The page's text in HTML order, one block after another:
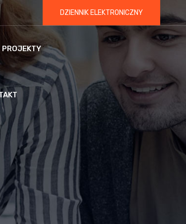
DZIENNIK ELEKTRONICZNY
PROJEKTY